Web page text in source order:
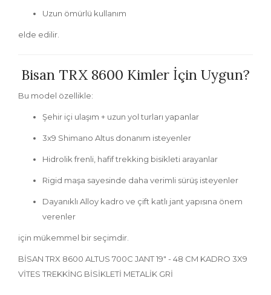
Uzun ömürlü kullanım
elde edilir.
Bisan TRX 8600 Kimler İçin Uygun?
Bu model özellikle:
Şehir içi ulaşım + uzun yol turları yapanlar
3x9 Shimano Altus donanım isteyenler
Hidrolik frenli, hafif trekking bisikleti arayanlar
Rigid maşa sayesinde daha verimli sürüş isteyenler
Dayanıklı Alloy kadro ve çift katlı jant yapısına önem
verenler
için mükemmel bir seçimdir.
BİSAN TRX 8600 ALTUS 700C JANT 19" - 48 CM KADRO 3X9
VİTES TREKKİNG BİSİKLETİ METALİK GRİ